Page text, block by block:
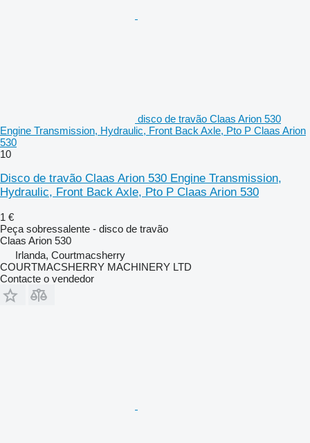
disco de travão Claas Arion 530
Engine Transmission, Hydraulic, Front Back Axle, Pto P Claas Arion
530
10
Disco de travão Claas Arion 530 Engine Transmission,
Hydraulic, Front Back Axle, Pto P Claas Arion 530
1 €
Peça sobressalente - disco de travão
Claas Arion 530
Irlanda, Courtmacsherry
COURTMACSHERRY MACHINERY LTD
Contacte o vendedor